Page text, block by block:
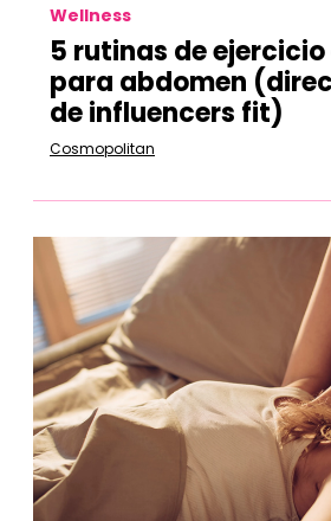
Wellness
5 rutinas de
para abdomen
de influencers fit)
Cosmopolitan